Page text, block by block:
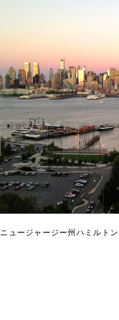
ニュージャージー州ハミルト